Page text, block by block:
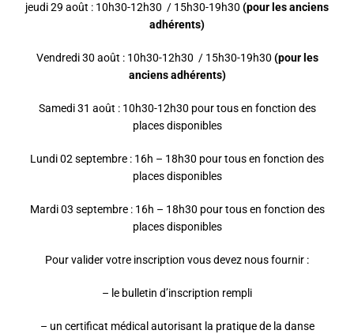
jeudi 29 août : 10h30-12h30 / 15h30-19h30 (pour les anciens
adhérents)
Vendredi 30 août : 10h30-12h30 / 15h30-19h30 (pour les
anciens adhérents)
Samedi 31 août : 10h30-12h30 pour tous en fonction des
places disponibles
Lundi 02 septembre : 16h – 18h30 pour tous en fonction des
places disponibles
Mardi 03 septembre : 16h – 18h30 pour tous en fonction des
places disponibles
Pour valider votre inscription vous devez nous fournir :
– le bulletin d’inscription rempli
– un certificat médical autorisant la pratique de la danse